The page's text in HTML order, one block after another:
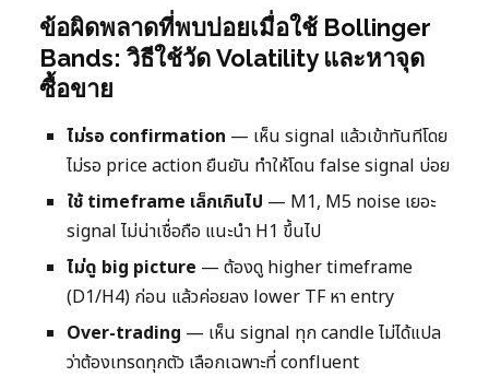
ข้อผิดพลาดที่พบบ่อยเมื่อใช้ Bollinger
Bands: วิธีใช้วัด Volatility และหาจุด
ซื้อขาย
ไม่รอ confirmation — เห็น signal แล้วเข้าทันทีโดย
ไม่รอ price action ยืนยัน ทำให้โดน false signal บ่อย
ใช้ timeframe เล็กเกินไป — M1, M5 noise เยอะ
signal ไม่น่าเชื่อถือ แนะนำ H1 ขึ้นไป
ไม่ดู big picture — ต้องดู higher timeframe
(D1/H4) ก่อน แล้วค่อยลง lower TF หา entry
Over-trading — เห็น signal ทุก candle ไม่ได้แปล
ว่าต้องเทรดทุกตัว เลือกเฉพาะที่ confluent